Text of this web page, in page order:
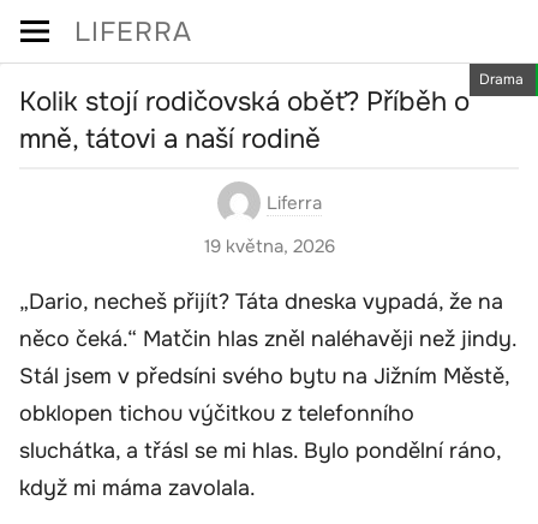
Skip
LIFERRA
Drama
Kolik stojí rodičovská oběť? Příběh o
mně, tátovi a naší rodině
Liferra
19 května, 2026
„Dario, necheš přijít? Táta dneska vypadá, že na
něco čeká.“ Matčin hlas zněl naléhavěji než jindy.
Stál jsem v předsíni svého bytu na Jižním Městě,
obklopen tichou výčitkou z telefonního
sluchátka, a třásl se mi hlas. Bylo pondělní ráno,
když mi máma zavolala.